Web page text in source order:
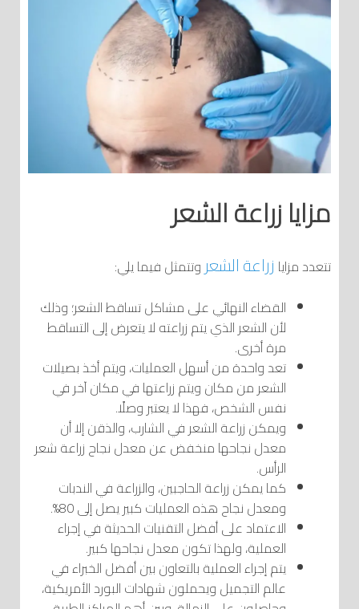
مزايا زراعة الشعر
تتعدد مزايا زراعةالشعر وتتمثل فيما يلي:
القضاء النهائي على مشاكل تساقط الشعر؛ وذلك
لأن الشعر الذي يتم زراعته لا يتعرض إلى التساقط
مرة أخرى.
تعد واحدة من أسهل العمليات، ويتم أخذ بصيلات
الشعر من مكان ويتم زراعتها في مكان آخر في
نفس الشخص، فهذا لا يعتبر وصلًا.
ويمكن زراعة الشعر في الشارب، والذقن إلا أن
معدل نجاحها منخفض عن معدل نجاح زراعة شعر
الرأس.
كما يمكن زراعة الحاجبين، والزراعة في الندبات
ومعدل نجاح هذه العمليات كبير يصل إلى 80%.
الاعتماد على أفضل التقنيات الحديثة في إجراء
العملية، ولهذا تكون معدل نجاحها كبير.
يتم إجراء العملية بالتعاون بين أفضل الخبراء في
عالم التجميل ويحملون شهادات البورد الأمريكية،